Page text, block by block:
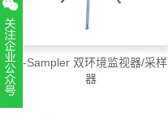
E-Sampler 双环境监视器/采样
器
扫一扫，关注官方账号